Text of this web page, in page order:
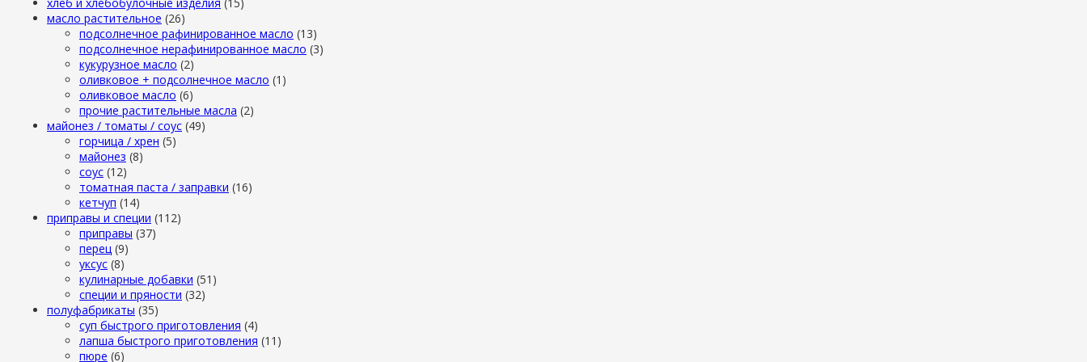
масло растительное (26)
подсолнечное рафинированное масло (13)
подсолнечное нерафинированное масло (3)
кукурузное масло (2)
оливковое + подсолнечное масло (1)
оливковое масло (6)
прочие растительные масла (2)
майонез / томаты / соус (49)
горчица / хрен (5)
майонез (8)
соус (12)
томатная паста / заправки (16)
кетчуп (14)
приправы и специи (112)
приправы (37)
перец (9)
уксус (8)
кулинарные добавки (51)
специи и пряности (32)
полуфабрикаты (35)
суп быстрого приготовления (4)
лапша быстрого приготовления (11)
пюре (6)